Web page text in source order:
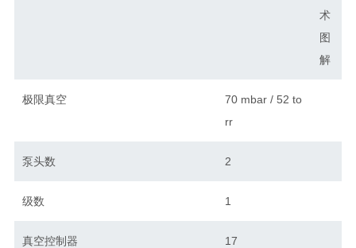
术
图
解
极限真空
70 mbar / 52 to
rr
泵头数 2
级数 1
真空控制器 17